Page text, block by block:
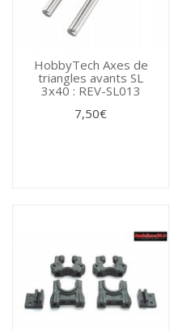
HobbyTech Axes de
triangles avants SL
3x40 : REV-SL013
7,50€